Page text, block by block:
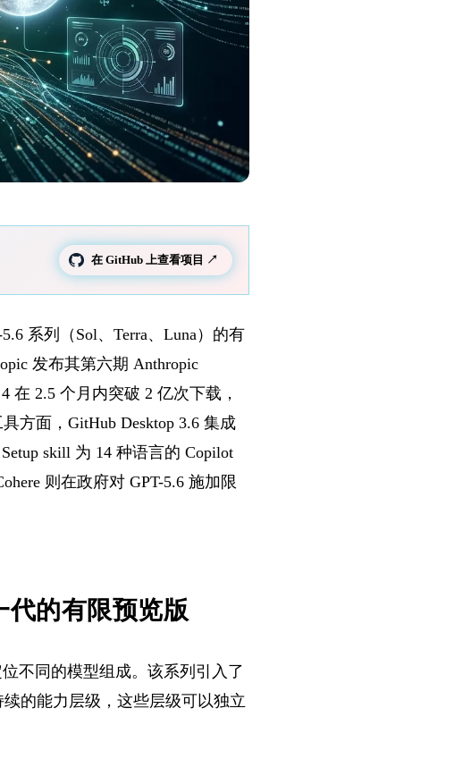
在 GitHub 上查看项目 ↗
系列（Sol、Terra、Luna）的有
发布其第六期 Anthropic
在 2.5 个月内突破 2 亿次下载，
方面，GitHub Desktop 3.6 集成
skill 为 14 种语言的 Copilot
则在政府对 GPT-5.6 施加限
的有限预览版
不同的模型组成。该系列引入了
的能力层级，这些层级可以独立